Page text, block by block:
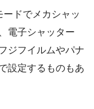
ードでメカシャッ
電子シャッター
ジフイルムやパナ
設定するものもあ